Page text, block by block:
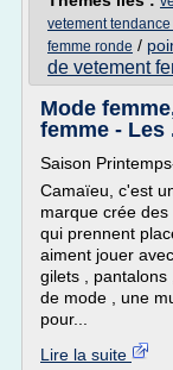
vetement
femme ronde /
de vetement
Mode
femme - Les
Saison
Camaïeu, c'est
marque crée des
qui prennent
aiment jouer
gilets , pantalons
de mode , une
pour...
Lire la suite